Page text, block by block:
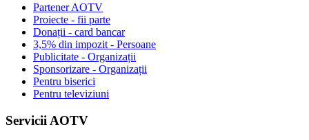
Partener AOTV
Proiecte - fii parte
Donații - card bancar
3,5% din impozit - Persoane
Publicitate - Organizații
Sponsorizare - Organizații
Pentru biserici
Pentru televiziuni
Servicii AOTV